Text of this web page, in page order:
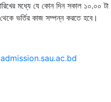
মধ্যে যে কোন দিন সকাল ১০.০০ টা
থেকে ভর্তির কাজ সম্পন্ন করতে হবে।